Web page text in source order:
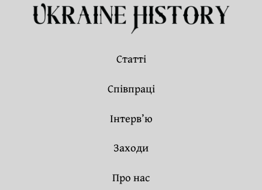
Статті
Співпраці
Інтерв’ю
Заходи
Про нас